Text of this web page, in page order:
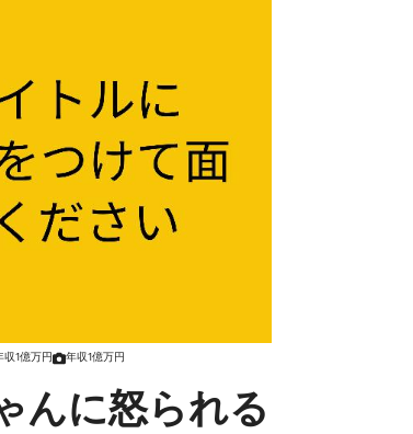
収1億万円 年収1億万円
んに怒られる